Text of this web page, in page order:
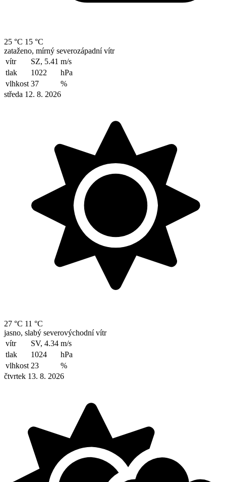
25 °C 15 °C
zataženo, mírný severozápadní vítr
vítr
SZ, 5.41 m/s
tlak
1022
hPa
vlhkost 37
%
středa 12. 8. 2026
27 °C 11 °C
jasno, slabý severovýchodní vítr
vítr
SV, 4.34 m/s
tlak
1024
hPa
vlhkost 23
%
čtvrtek 13. 8. 2026